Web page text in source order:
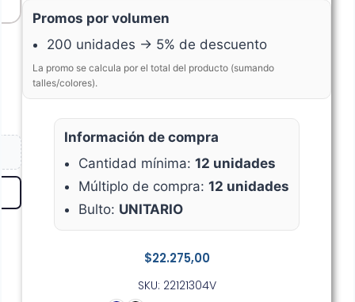
$22.275,00
SKU: 22121304V
Promos por volumen
200 unidades → 5% de descuento
La promo se calcula por el total del producto (sumando
talles/colores).
Información de compra
Cantidad mínima: 12 unidades
Múltiplo de compra: 12 unidades
Bulto: UNITARIO